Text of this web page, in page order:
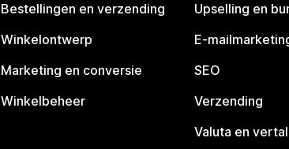
Bestellingen en verzending
Winkelontwerp
Marketing en conversie
Winkelbeheer
Upselling en
E-
SEO
Verzending
Valuta en